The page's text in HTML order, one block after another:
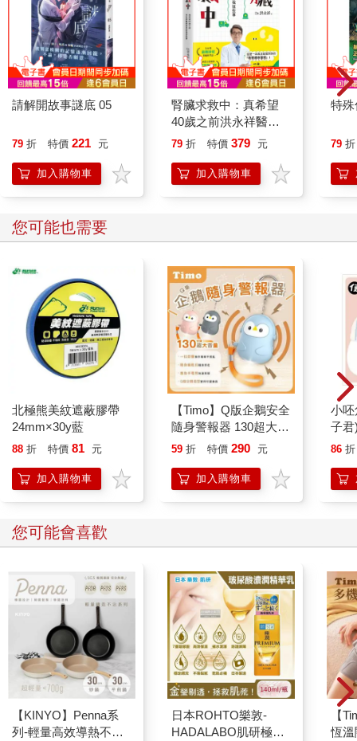
請解開故事謎底 05
79 折 特價 221 元
加入購物車
腎臟求救中：真希望
40歲之前洪永祥醫師
就告訴我這些事
79 折 特價 379 元
加入購物車
特
79 折
您可能也需要
北極熊美紋遮蔽膠帶
24mm×30y藍
88 折 特價 81 元
加入購物車
【Timo】Q版企鵝安全
隨身警報器 130超大分
貝企鵝警報器 造型隨
59 折 特價 290 元
加入購物車
小
子君
86 折
您可能會喜歡
【KINYO】Penna系
列-輕量高效導熱不沾
日本ROHTO樂敦-
HADALABO肌研極潤
【
恆